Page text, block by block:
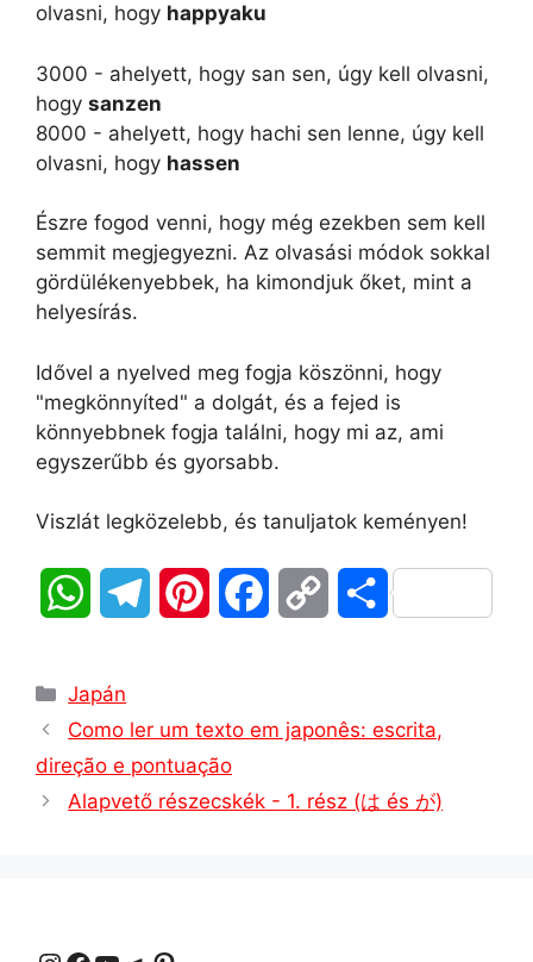
olvasni, hogy happyaku
3000 - ahelyett, hogy san sen, úgy kell olvasni,
hogy sanzen
8000 - ahelyett, hogy hachi sen lenne, úgy kell
olvasni, hogy hassen
Észre fogod venni, hogy még ezekben sem kell
semmit megjegyezni. Az olvasási módok sokkal
gördülékenyebbek, ha kimondjuk őket, mint a
helyesírás.
Idővel a nyelved meg fogja köszönni, hogy
"megkönnyíted" a dolgát, és a fejed is
könnyebbnek fogja találni, hogy mi az, ami
egyszerűbb és gyorsabb.
Viszlát legközelebb, és tanuljatok keményen!
W
a
t
s
e
g
t
e
e y
L
O
z
a
Kategóriák
Japán
Como ler um texto em japonês: escrita,
direção e pontuação
Alapvető részecskék - 1. rész (は és が)